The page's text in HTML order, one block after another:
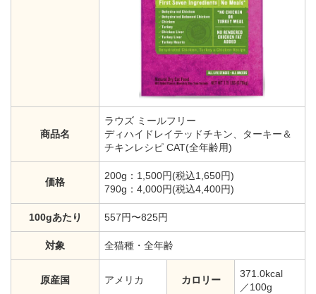
商品名
ラウズ ミールフリー
ディハイドレイテッドチキン、ターキー＆
チキンレシピ CAT(全年齢用)
価格
200g：1,500円(税込1,650円)
790g：4,000円(税込4,400円)
100gあたり 557円〜825円
対象 全猫種・全年齢
原産国 アメリカ カロリー
371.0kcal
／100g